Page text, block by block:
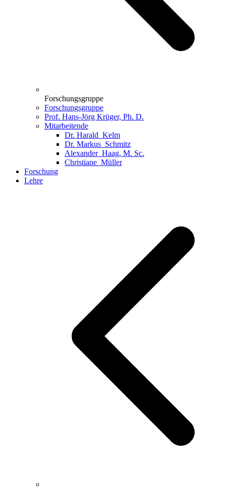
Forschungsgruppe
Forschungsgruppe
Prof. Hans-Jörg Krüger, Ph. D.
Mitarbeitende
Dr. Harald_Kelm
Dr. Markus_Schmitz
Alexander_Haag, M. Sc.
Christiane_Müller
Forschung
Lehre